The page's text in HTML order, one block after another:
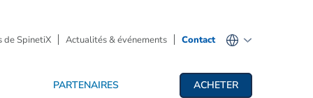
de SpinetiX Actualités & événements Contact
PARTENAIRES ACHETER